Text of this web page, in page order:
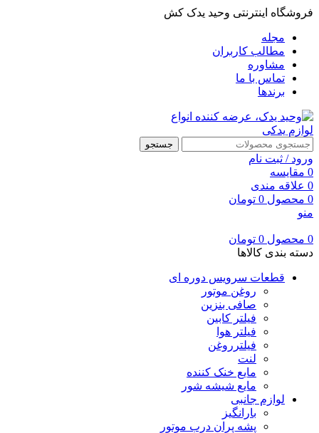
فروشگاه اینترنتی وحید یدک کش
مجله
مطالب کاربران
مشاوره
تماس با ما
برندها
جستجو
ورود / ثبت نام
0 مقایسه
0 علاقه مندی
0 محصول 0 تومان
منو
0 محصول 0 تومان
دسته بندی کالاها
قطعات سرویس دوره ای
روغن موتور
صافی بنزین
فیلتر کابین
فیلتر هوا
فیلترروغن
لنت
مایع خنک کننده
مایع شیشه شور
لوازم جانبی
بارانگیز
پشه پران درب موتور